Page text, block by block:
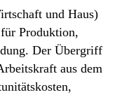
und Haus)
Produktion,
Der Übergriff
aus dem